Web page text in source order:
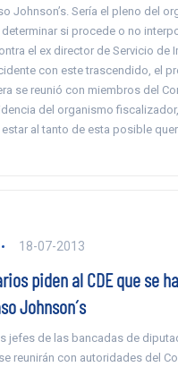
Johnson’s. Sería el pleno del
si procede o no
el ex director de Servicio de
con este trascendido, el
se reunió con miembros del
del organismo
al tanto de esta posible
18-07-2013
piden al CDE que se
Johnson´s
jefes de las bancadas de
reunirán con autoridades del